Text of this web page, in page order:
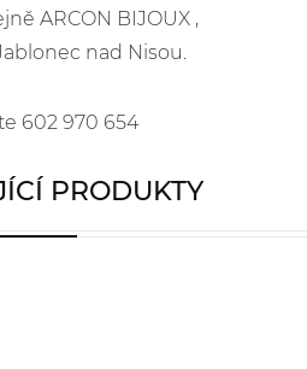
ARCON BIJOUX ,
nad Nisou.
602 970 654
PRODUKTY